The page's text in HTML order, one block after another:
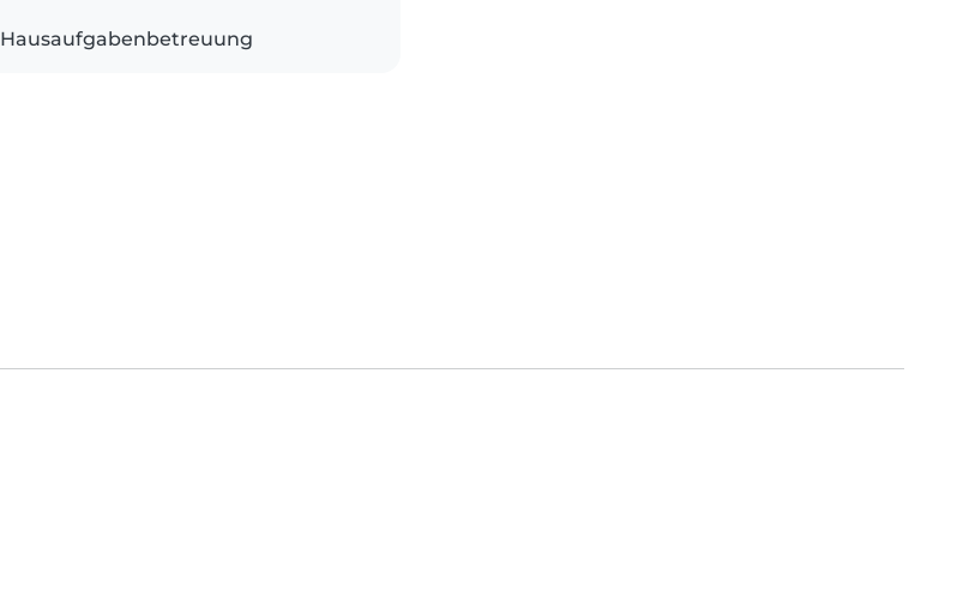
Hausaufgabenbetreuung